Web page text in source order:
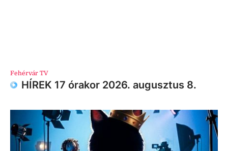
Fehérvár TV
HÍREK 17 órakor 2026. augusztus 8.